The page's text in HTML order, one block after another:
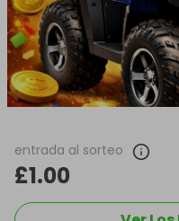
entrada al sorteo
£1.00